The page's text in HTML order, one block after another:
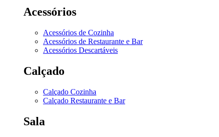
Acessórios
Acessórios de Cozinha
Acessórios de Restaurante e Bar
Acessórios Descartáveis
Calçado
Calçado Cozinha
Calçado Restaurante e Bar
Sala